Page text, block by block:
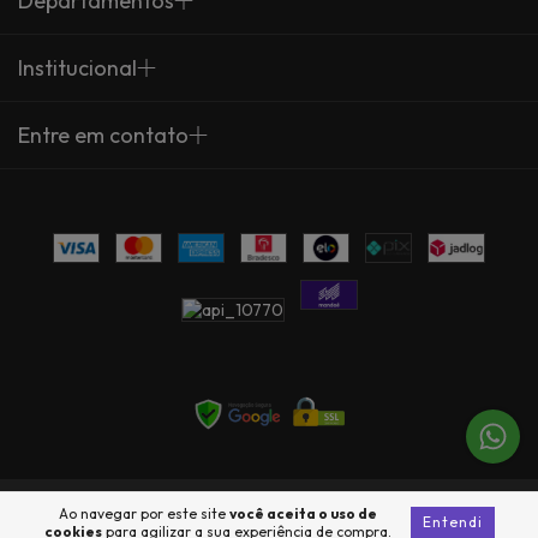
Ao navegar por este site você aceita o uso de
cookies para agilizar a sua experiência de compra.
Entendi
Institucional
Entre em contato
Copyright Arte Própria - 23735360000137 - 2026. Todos os direitos
reservados.